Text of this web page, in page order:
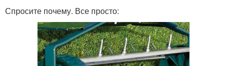
Спросите почему. Все просто: